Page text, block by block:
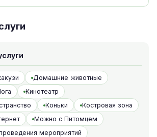
Домашние животные
Кинотеатр
Коньки
Костровая зона
Можно с Питомцем
мероприятий